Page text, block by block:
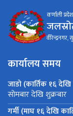
कर्णाली
वीरेन्द्रनगर,
कार्यालय समय
जाडो (कार्तिक १६
सोमबार देखि शुक्रबार
गर्मी (माघ १६ देखि